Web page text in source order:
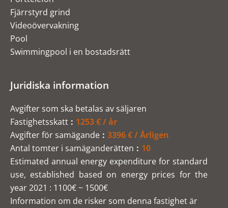
Fjärrstyrd grind
Videoövervakning
Pool
Swimmingpool i en bostadsrätt
Juridiska information
Avgifter som ska betalas av säljaren
Fastighetsskatt
1253 € / år
Avgifter för samägande
3396 € / Årligen
Antal tomter i samäganderätten
10
Estimated annual energy expenditure for standard
use, established based on energy prices for the
year 2021 : 1100€ ~ 1500€
Information om de risker som denna fastighet är